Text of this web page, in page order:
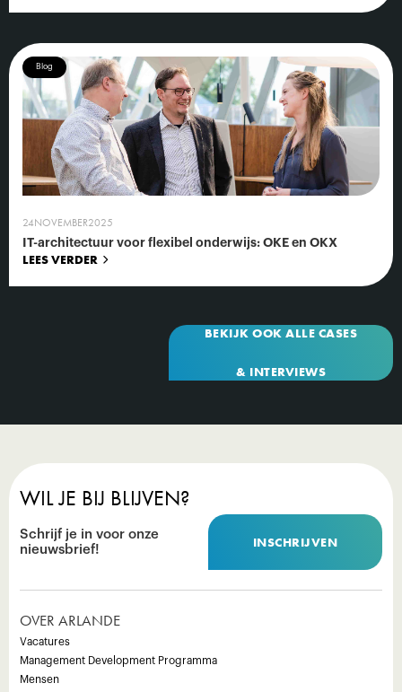
Blog
24NOVEMBER2025
IT-architectuur voor flexibel onderwijs: OKE en OKX
LEES VERDER
BEKIJK OOK ALLE CASES
& INTERVIEWS
WIL JE BIJ BLIJVEN?
Schrijf je in voor onze
nieuwsbrief!
INSCHRIJVEN
OVER ARLANDE
Vacatures
Management Development Programma
Mensen